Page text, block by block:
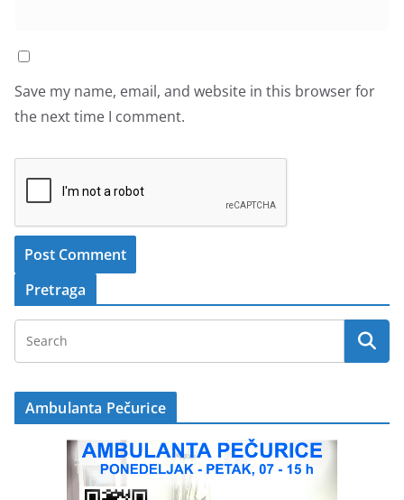
Save my name, email, and website in this browser for
the next time I comment.
Pretraga
Ambulanta Pečurice